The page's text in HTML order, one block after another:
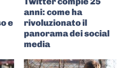
e
anni: come ha
rivoluzionato il
panorama dei social
media